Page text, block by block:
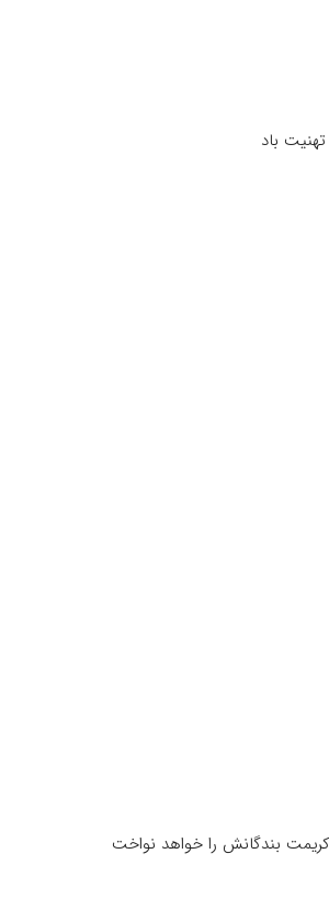
باد
بندگانش را خواهد نواخت